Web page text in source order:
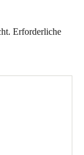
Erforderliche